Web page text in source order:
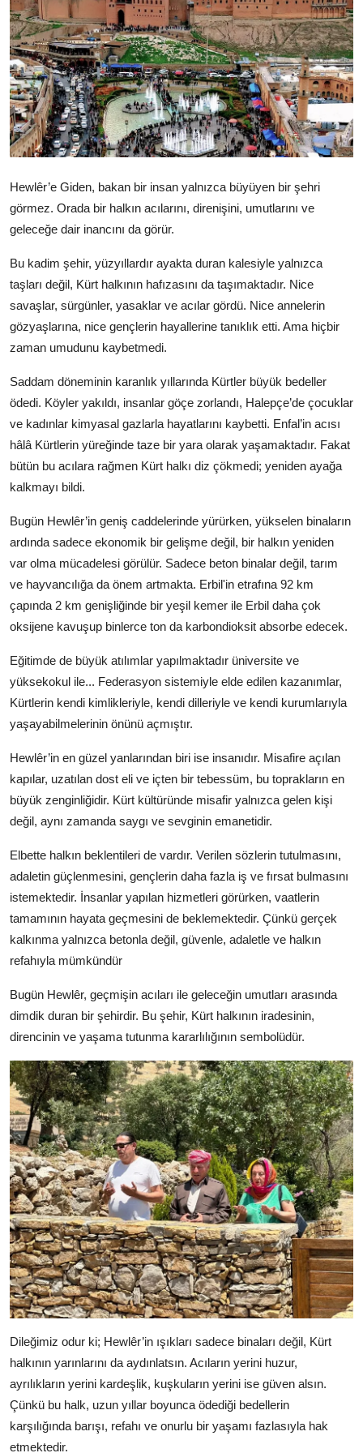
Video
Yazarlar
Arşiv
İletişim
Hewlêr’e Giden, bakan bir insan yalnızca büyüyen bir şehri
görmez. Orada bir halkın acılarını, direnişini, umutlarını ve
geleceğe dair inancını da görür.
Bu kadim şehir, yüzyıllardır ayakta duran kalesiyle yalnızca
taşları değil, Kürt halkının hafızasını da taşımaktadır. Nice
savaşlar, sürgünler, yasaklar ve acılar gördü. Nice annelerin
gözyaşlarına, nice gençlerin hayallerine tanıklık etti. Ama hiçbir
zaman umudunu kaybetmedi.
Saddam döneminin karanlık yıllarında Kürtler büyük bedeller
ödedi. Köyler yakıldı, insanlar göçe zorlandı, Halepçe’de çocuklar
ve kadınlar kimyasal gazlarla hayatlarını kaybetti. Enfal’in acısı
hâlâ Kürtlerin yüreğinde taze bir yara olarak yaşamaktadır. Fakat
bütün bu acılara rağmen Kürt halkı diz çökmedi; yeniden ayağa
kalkmayı bildi.
Bugün Hewlêr’in geniş caddelerinde yürürken, yükselen binaların
ardında sadece ekonomik bir gelişme değil, bir halkın yeniden
var olma mücadelesi görülür. Sadece beton binalar değil, tarım
ve hayvancılığa da önem artmakta. Erbil'in etrafına 92 km
çapında 2 km genişliğinde bir yeşil kemer ile Erbil daha çok
oksijene kavuşup binlerce ton da karbondioksit absorbe edecek.
Eğitimde de büyük atılımlar yapılmaktadır üniversite ve
yüksekokul ile... Federasyon sistemiyle elde edilen kazanımlar,
Kürtlerin kendi kimlikleriyle, kendi dilleriyle ve kendi kurumlarıyla
yaşayabilmelerinin önünü açmıştır.
Hewlêr’in en güzel yanlarından biri ise insanıdır. Misafire açılan
kapılar, uzatılan dost eli ve içten bir tebessüm, bu toprakların en
büyük zenginliğidir. Kürt kültüründe misafir yalnızca gelen kişi
değil, aynı zamanda saygı ve sevginin emanetidir.
Elbette halkın beklentileri de vardır. Verilen sözlerin tutulmasını,
adaletin güçlenmesini, gençlerin daha fazla iş ve fırsat bulmasını
istemektedir. İnsanlar yapılan hizmetleri görürken, vaatlerin
tamamının hayata geçmesini de beklemektedir. Çünkü gerçek
kalkınma yalnızca betonla değil, güvenle, adaletle ve halkın
refahıyla mümkündür
Bugün Hewlêr, geçmişin acıları ile geleceğin umutları arasında
dimdik duran bir şehirdir. Bu şehir, Kürt halkının iradesinin,
direncinin ve yaşama tutunma kararlılığının sembolüdür.
Dileğimiz odur ki; Hewlêr’in ışıkları sadece binaları değil, Kürt
halkının yarınlarını da aydınlatsın. Acıların yerini huzur,
ayrılıkların yerini kardeşlik, kuşkuların yerini ise güven alsın.
Çünkü bu halk, uzun yıllar boyunca ödediği bedellerin
karşılığında barışı, refahı ve onurlu bir yaşamı fazlasıyla hak
etmektedir.